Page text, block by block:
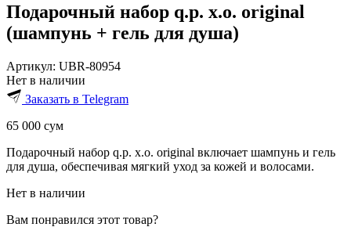
Подарочный набор q.p. x.o. original
(шампунь + гель для душа)
Артикул: UBR-80954
Нет в наличии
Заказать в Telegram
65 000 сум
Подарочный набор q.p. x.o. original включает шампунь и гель
для душа, обеспечивая мягкий уход за кожей и волосами.
Нет в наличии
Вам понравился этот товар?